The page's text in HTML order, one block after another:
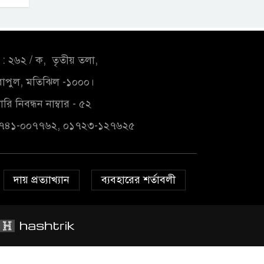
২৬২ / ক, তৃতীয় তলা,
মতিঝিল -১০০০।
নিবন্ধন নাম্বার - ৫২
০০৭৭৬২, ০১৭২৩-১২৭৬২৫
দায় প্রত্যাখ্যান ব্যবহারের শর্তাবলী